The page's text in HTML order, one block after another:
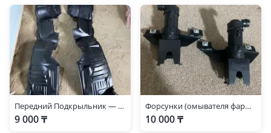
Передний Подкрыльник — Lexus RX350 2003-2008
9 000 ₸
Форсунки (омывателя фары) — Lexus RX350 2006-2009
10 000 ₸